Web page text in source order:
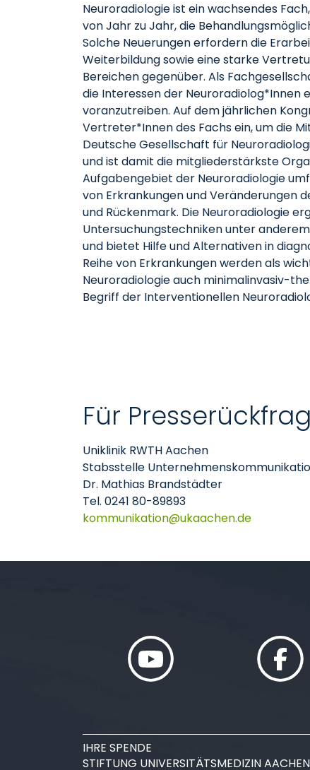
Neuroradiologie ist ein wachsendes
von Jahr zu Jahr, die
Solche Neuerungen erfordern die
Weiterbildung sowie eine starke
Bereichen gegenüber. Als
die Interessen der Neuroradiolog*Innen
voranzutreiben. Auf dem jährlichen
Vertreter*Innen des Fachs ein, um die
Deutsche Gesellschaft für
und ist damit die mitgliederstärkste
Aufgabengebiet der Neuroradiologie
von Erkrankungen und Veränderungen
und Rückenmark. Die Neuroradiologie
Untersuchungstechniken unter
und bietet Hilfe und Alternativen in
Reihe von Erkrankungen werden als
Neuroradiologie auch minimalinvasiv-
Begriff der Interventionellen
Für
Uniklinik RWTH Aachen
Stabsstelle
Dr. Mathias Brandstädter
Tel. 0241 80-89893
kommunikation
ukaachende
IHRE SPENDE
STIFTUNG UNIVERSITÄTSMEDIZIN AACHEN